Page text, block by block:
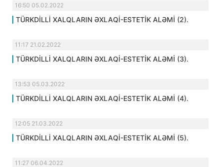
16:50 05.02.2022
TÜRKDİLLİ XALQLARIN ƏXLAQİ-ESTETİK ALƏMİ (2).
11:17 21.02.2022
TÜRKDİLLİ XALQLARIN ƏXLAQİ-ESTETİK ALƏMİ (3).
13:53 05.03.2022
TÜRKDİLLİ XALQLARIN ƏXLAQİ-ESTETİK ALƏMİ (4).
12:05 21.03.2022
TÜRKDİLLİ XALQLARIN ƏXLAQİ-ESTETİK ALƏMİ (5).
11:27 06.04.2022